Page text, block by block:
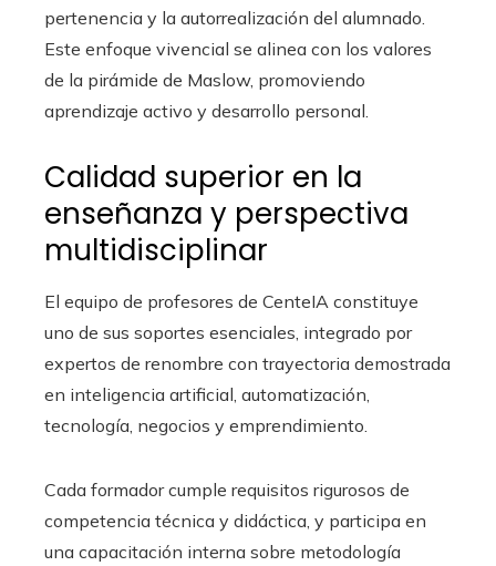
pertenencia y la autorrealización del alumnado.
Este enfoque vivencial se alinea con los valores
de la pirámide de Maslow, promoviendo
aprendizaje activo y desarrollo personal.
Calidad superior en la
enseñanza y perspectiva
multidisciplinar
El equipo de profesores de CenteIA constituye
uno de sus soportes esenciales, integrado por
expertos de renombre con trayectoria demostrada
en inteligencia artificial, automatización,
tecnología, negocios y emprendimiento.
Cada formador cumple requisitos rigurosos de
competencia técnica y didáctica, y participa en
una capacitación interna sobre metodología